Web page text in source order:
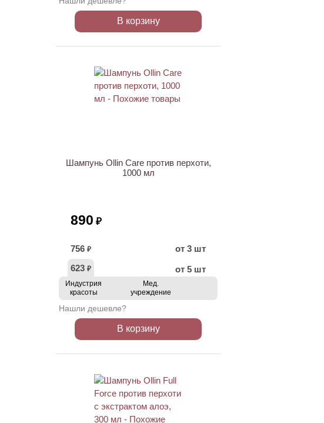
В корзину
Шампунь Ollin Care против перхоти,
1000 мл
890 ₽
756 ₽
от 3 шт
623 ₽ от 5 шт
Индустрия
красоты
Мед.
учреждение
Нашли дешевле?
В корзину